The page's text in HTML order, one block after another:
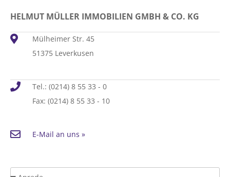
HELMUT MÜLLER IMMOBILIEN GMBH & CO. KG
Mülheimer Str. 45
51375 Leverkusen
Tel.: (0214) 8 55 33 - 0
Fax: (0214) 8 55 33 - 10
E-Mail an uns »